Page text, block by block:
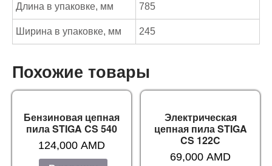
Длина в упаковке, мм 785
Ширина в упаковке, мм 245
Похожие товары
Бензиновая цепная
пила STIGA CS 540
124,000 AMD
Электрическая
цепная пила STIGA
CS 122C
69,000AMD